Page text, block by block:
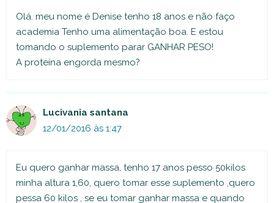
Olá. meu nome é Denise tenho 18 anos e não faço
academia Tenho uma alimentação boa. E estou
tomando o suplemento parar GANHAR PESO!
A proteína engorda mesmo?
Lucivania santana
12/01/2016 às 1:47
Eu quero ganhar massa, tenho 17 anos pesso 50kilos
minha altura 1,60, quero tomar esse suplemento ,quero
pessa 60 kilos , se eu tomar ganhar massa e quando